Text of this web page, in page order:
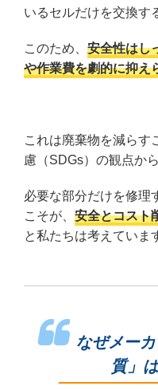
いるセルだけを交換す
このため、 安全性はし
や作業費を劇的に抑え
これは廃棄物を減らす
慮（SDGs）の観点か
必要な部分だけを修理
こそが、 安全とコスト
と私たちは考えていま
なぜメー
質」